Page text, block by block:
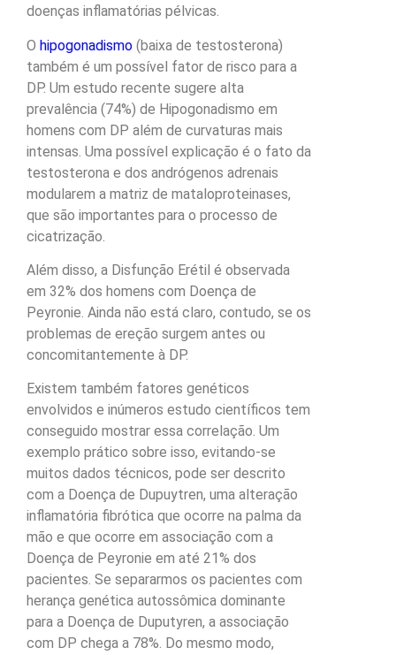
doenças inflamatórias pélvicas.
O hipogonadismo (baixa de testosterona)
também é um possível fator de risco para a
DP. Um estudo recente sugere alta
prevalência (74%) de Hipogonadismo em
homens com DP além de curvaturas mais
intensas. Uma possível explicação é o fato da
testosterona e dos andrógenos adrenais
modularem a matriz de mataloproteinases,
que são importantes para o processo de
cicatrização.
Além disso, a Disfunção Erétil é observada
em 32% dos homens com Doença de
Peyronie. Ainda não está claro, contudo, se os
problemas de ereção surgem antes ou
concomitantemente à DP.
Existem também fatores genéticos
envolvidos e inúmeros estudo científicos tem
conseguido mostrar essa correlação. Um
exemplo prático sobre isso, evitando-se
muitos dados técnicos, pode ser descrito
com a Doença de Dupuytren, uma alteração
inflamatória fibrótica que ocorre na palma da
mão e que ocorre em associação com a
Doença de Peyronie em até 21% dos
pacientes. Se separarmos os pacientes com
herança genética autossômica dominante
para a Doença de Duputyren, a associação
com DP chega a 78%. Do mesmo modo,